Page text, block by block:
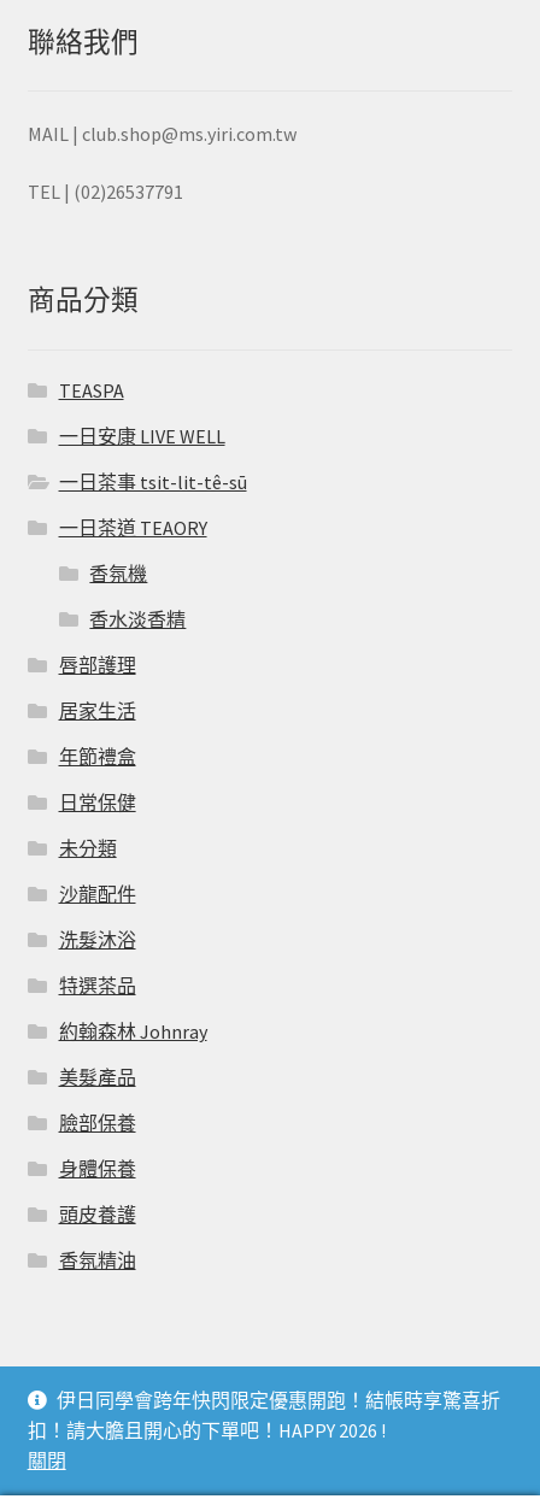
伊日同學會跨年快閃限定優惠開跑！結帳時享驚喜折
扣！請大膽且開心的下單吧！HAPPY 2026 !
關閉
聯絡我們
MAIL | club.shop@ms.yiri.com.tw
TEL | (02)26537791
商品分類
TEASPA
一日安康 LIVE WELL
一日茶事 tsit-lit-tê-sū
一日茶道 TEAORY
香氛機
香水淡香精
唇部護理
居家生活
年節禮盒
日常保健
未分類
沙龍配件
洗髮沐浴
特選茶品
約翰森林 Johnray
美髮產品
臉部保養
身體保養
頭皮養護
香氛精油
© 伊日同學會 YIRI LIVING CLUB 2026
個人資料利用曁隱私權聲明
Built with WooCommerce